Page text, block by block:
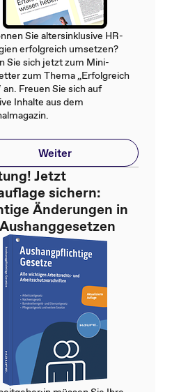
Sie altersinklusive HR-
erfolgreich umsetzen?
Sie sich jetzt zum Mini-
zum Thema „Erfolgreich
an. Freuen Sie sich auf
Inhalte aus dem
Weiter
Jetzt
sichern:
Änderungen in